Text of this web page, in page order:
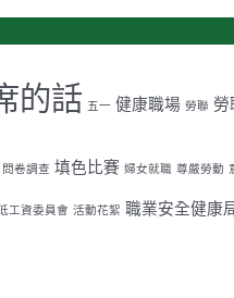
的話 五一 健康職場 勞聯 勞
問卷調查 填色比賽 婦女就職 尊嚴勞動
工資委員會 活動花絮 職業安全健康